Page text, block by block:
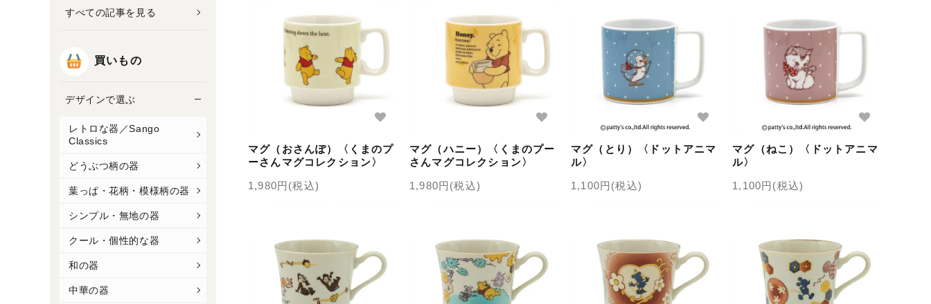
すべての記事を見る
買いもの
デザインで選ぶ
レトロな器／Sango
Classics
どうぶつ柄の器
葉っぱ・花柄・模様柄の器
シンプル・無地の器
クール・個性的な器
和の器
中華の器
マグ（おさんぽ）〈くまのプ
ーさんマグコレクション〉
1,980円(税込)
マグ（ハニー）〈くまのプー
さんマグコレクション〉
1,980円(税込)
マグ（とり）〈ドットアニマ
ル〉
1,100円(税込)
マグ（ねこ）〈ドットアニマ
ル〉
1,100円(税込)